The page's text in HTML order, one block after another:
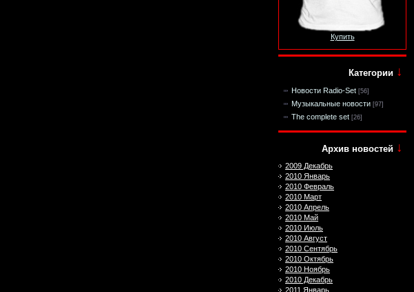
Купить
Категории ↓
Новости Radio-Set [56]
Музыкальные новости [97]
The complete set [26]
Архив новостей ↓
2009 Декабрь
2010 Январь
2010 Февраль
2010 Март
2010 Апрель
2010 Май
2010 Июль
2010 Август
2010 Сентябрь
2010 Октябрь
2010 Ноябрь
2010 Декабрь
2011 Январь